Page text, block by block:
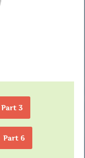
Part 3
Part 6